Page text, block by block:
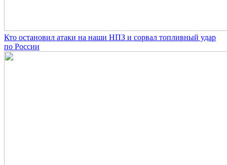
Кто остановил атаки на наши НПЗ и сорвал топливный удар
по России